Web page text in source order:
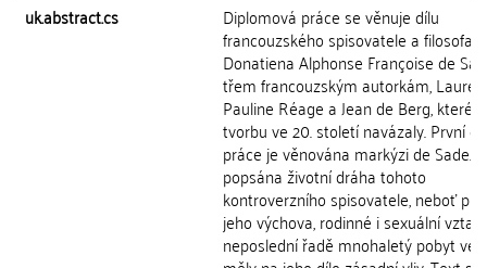
uk.abstract.cs
Diplomová práce se věnuje dílu
francouzského spisovatele a filosofa
Donatiena Alphonse Françoise de
třem francouzským autorkám, Laure,
Pauline Réage a Jean de Berg, které
tvorbu ve 20. století navázaly. První
práce je věnována markýzi de Sade.
popsána životní dráha tohoto
kontroverzního spisovatele, neboť
jeho výchova, rodinné i sexuální
neposlední řadě mnohaletý pobyt ve